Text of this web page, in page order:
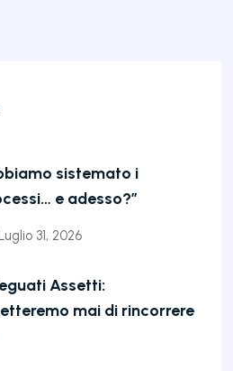
sistemato i
e adesso?”
Luglio 31, 2026
Assetti:
mai di rincorrere